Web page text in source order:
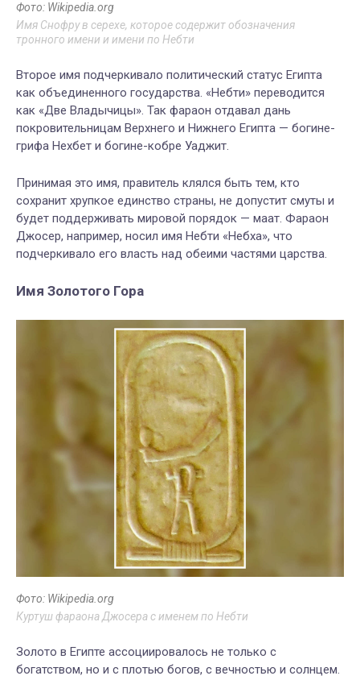
Фото: Wikipedia.org
Имя Снофру в серехе, которое содержит обозначения
тронного имени и имени по Небти
Второе имя подчеркивало политический статус Египта
как объединенного государства. «Небти» переводится
как «Две Владычицы». Так фараон отдавал дань
покровительницам Верхнего и Нижнего Египта — богине-
грифа Нехбет и богине-кобре Уаджит.
Принимая это имя, правитель клялся быть тем, кто
сохранит хрупкое единство страны, не допустит смуты и
будет поддерживать мировой порядок — маат. Фараон
Джосер, например, носил имя Небти «Небха», что
подчеркивало его власть над обеими частями царства.
Имя Золотого Гора
Фото: Wikipedia.org
Куртуш фараона Джосера с именем по Небти
Золото в Египте ассоциировалось не только с
богатством, но и с плотью богов, с вечностью и солнцем.